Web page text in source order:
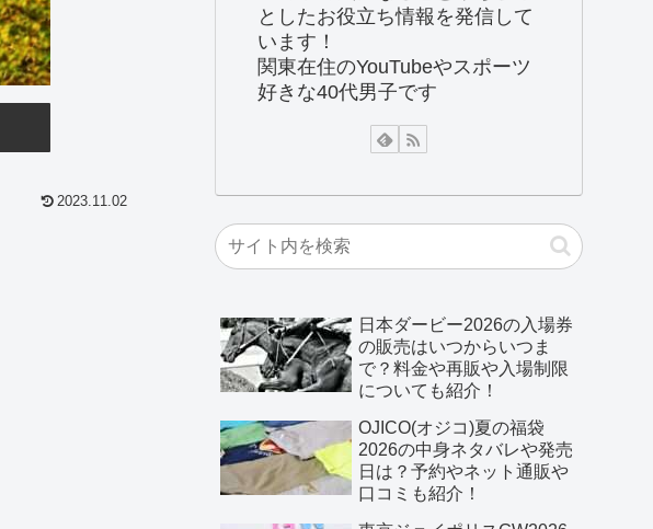
2023.11.02
としたお役立ち情報を発信して
います！
関東在住のYouTubeやスポーツ
好きな40代男子です
日本ダービー2026の入場券
の販売はいつからいつま
で？料金や再販や入場制限
についても紹介！
OJICO(オジコ)夏の福袋
2026の中身ネタバレや発売
日は？予約やネット通販や
口コミも紹介！